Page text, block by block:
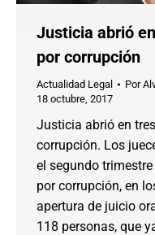
Justicia abrió
por corrupción
Actualidad Legal Por
18 octubre, 2017
Justicia abrió en
corrupción. Los
el segundo
por corrupción, en
apertura de juicio
118 personas, que